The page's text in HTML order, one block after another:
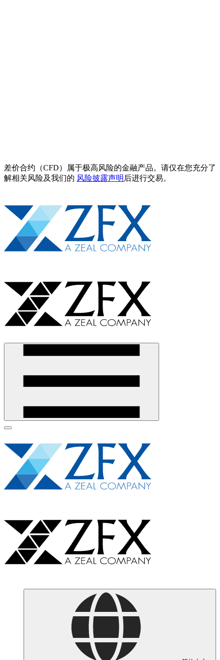
差价合约（CFD）属于极高风险的金融产品。请仅在您充分了
解相关风险及我们的 风险披露声明 后进行交易。